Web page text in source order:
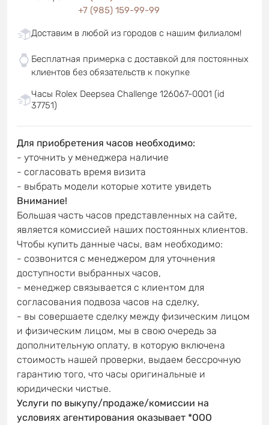
+7 (985) 159-99-99
Доставим в любой из городов с нашим филиалом!
Бесплатная примерка с доставкой для постоянных
клиентов без обязательств к покупке
Часы Rolex Deepsea Challenge 126067-0001 (id
37751)
Для приобретения часов необходимо:
- уточнить у менеджера наличие
- согласовать время визита
- выбрать модели которые хотите увидеть
Внимание!
Большая часть часов представленных на сайте,
является комиссией наших постоянных клиентов.
Чтобы купить данные часы, вам необходимо:
- созвонится с менеджером для уточнения
доступности выбранных часов,
- менеджер связывается с клиентом для
согласования подвоза часов на сделку,
- вы совершаете сделку между физическим лицом
и физическим лицом, мы в свою очередь за
дополнительную оплату, в которую включена
стоимость нашей проверки, выдаем бессрочную
гарантию того, что часы оригинальные и
юридически чистые.
Услуги по выкупу/продаже/комиссии на
условиях агентирования оказывает *ООО